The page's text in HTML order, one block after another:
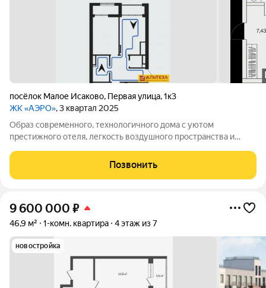
посёлок Малое Исаково, Первая улица,1к3
ЖК «АЭРО», 3 квартал 2025
Образ современного, технологичного дома с уютом
престижного отеля, легкость воздушного пространства и
комплекса. Становясь жильцом в этом ЖК, Вы не просто
приобретаете жилье, а получаете возможность
Позвонить
9 600 000 ₽
46,9 м² 1-комн. квартира 4 этаж из 7
новостройка